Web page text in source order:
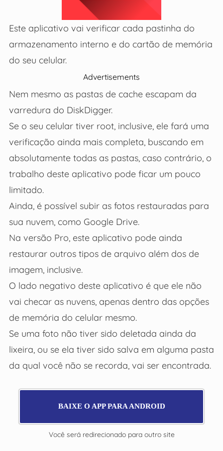
Este aplicativo vai verificar cada pastinha do
armazenamento interno e do cartão de memória
do seu celular.
Advertisements
Nem mesmo as pastas de cache escapam da
varredura do DiskDigger.
Se o seu celular tiver root, inclusive, ele fará uma
verificação ainda mais completa, buscando em
absolutamente todas as pastas, caso contrário, o
trabalho deste aplicativo pode ficar um pouco
limitado.
Ainda, é possível subir as fotos restauradas para
sua nuvem, como Google Drive.
Na versão Pro, este aplicativo pode ainda
restaurar outros tipos de arquivo além dos de
imagem, inclusive.
O lado negativo deste aplicativo é que ele não
vai checar as nuvens, apenas dentro das opções
de memória do celular mesmo.
Se uma foto não tiver sido deletada ainda da
lixeira, ou se ela tiver sido salva em alguma pasta
da qual você não se recorda, vai ser encontrada.
BAIXE O APP PARA ANDROID
Você será redirecionado para outro site